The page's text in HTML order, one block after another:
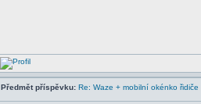
Předmět příspěvku: Re: Waze + mobilní okénko řidiče